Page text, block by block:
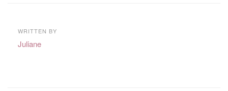
WRITTEN BY
Juliane